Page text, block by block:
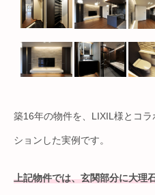
築16年の物件を、LIXIL様とコ
ションした実例です。
上記物件では、玄関部分に大理